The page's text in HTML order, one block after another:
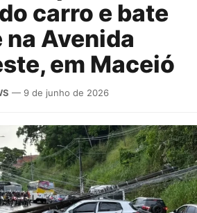
carro e bate
na Avenida
em Maceió
— 9 de junho de 2026